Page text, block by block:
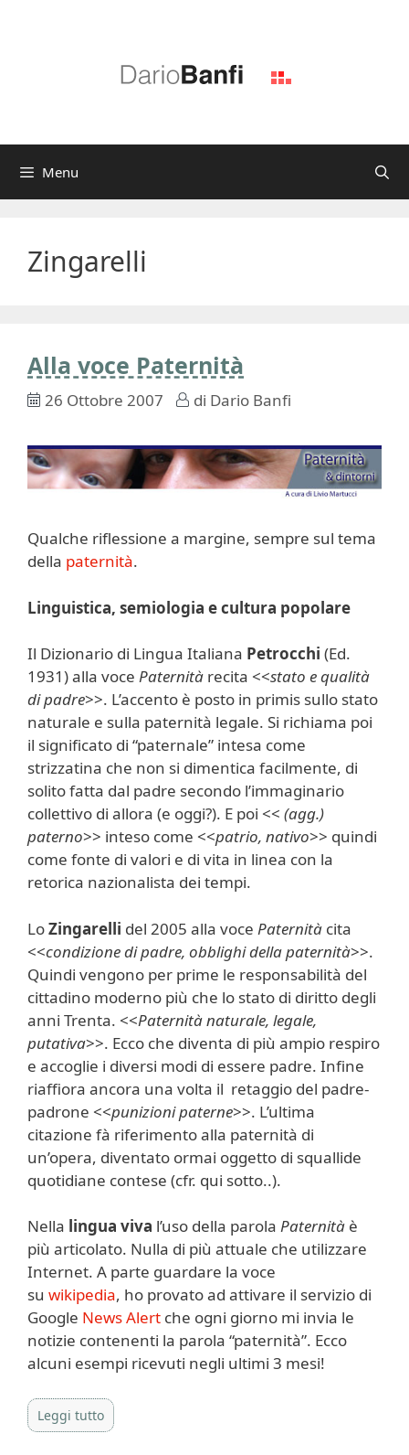
Menu
Zingarelli
Alla voce Paternità
26 Ottobre 2007 di Dario Banfi
Qualche riflessione a margine, sempre sul tema
della paternità.
Linguistica, semiologia e cultura popolare
Il Dizionario di Lingua Italiana Petrocchi (Ed.
1931) alla voce Paternità recita <<stato e qualità
di padre>>. L’accento è posto in primis sullo stato
naturale e sulla paternità legale. Si richiama poi
il significato di “paternale” intesa come
strizzatina che non si dimentica facilmente, di
solito fatta dal padre secondo l’immaginario
collettivo di allora (e oggi?). E poi << (agg.)
paterno>> inteso come <<patrio, nativo>> quindi
come fonte di valori e di vita in linea con la
retorica nazionalista dei tempi.
LoZingarelli del 2005 alla voce Paternità cita
<<condizione di padre, obblighi della paternità>>.
Quindi vengono per prime le responsabilità del
cittadino moderno più che lo stato di diritto degli
anni Trenta. <<Paternità naturale, legale,
putativa>>. Ecco che diventa di più ampio respiro
e accoglie i diversi modi di essere padre. Infine
riaffiora ancora una volta il retaggio del padre-
padrone <<punizioni paterne>>. L’ultima
citazione fà riferimento alla paternità di
un’opera, diventato ormai oggetto di squallide
quotidiane contese (cfr. qui sotto..).
Nella lingua viva l’uso della parola Paternità è
più articolato. Nulla di più attuale che utilizzare
Internet. A parte guardare la voce
su wikipedia, ho provato ad attivare il servizio di
Google News Alert che ogni giorno mi invia le
notizie contenenti la parola “paternità”. Ecco
alcuni esempi ricevuti negli ultimi 3 mesi!
Leggi tutto